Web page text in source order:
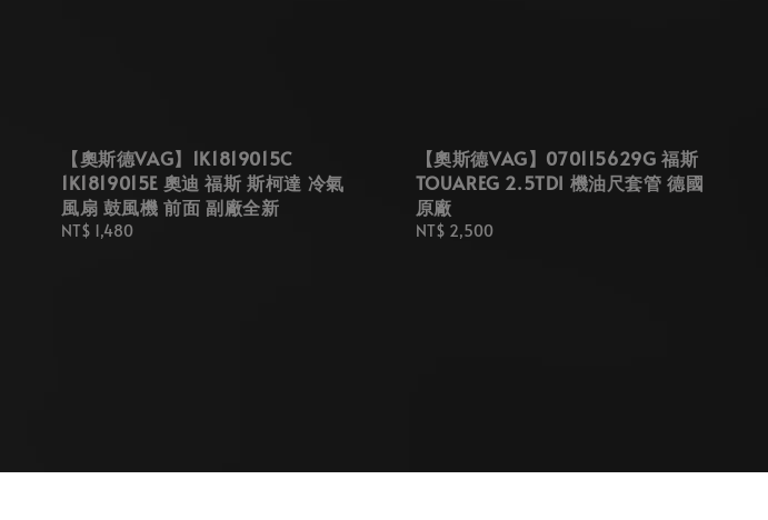
【奧斯德VAG】1K1819015C
1K1819015E 奧迪 福斯 斯柯達 冷氣
風扇 鼓風機 前面 副廠全新
Regular
NT$ 1,480
【奧斯德VAG】070115629G 福斯
TOUAREG 2.5TDI 機油尺套管 德國
原廠
Regular
NT$ 2,500